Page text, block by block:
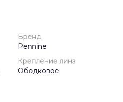
Бренд
Pennine
Крепление линз
Ободковое